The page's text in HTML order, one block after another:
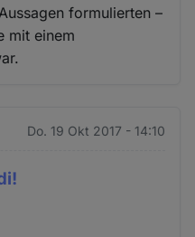
formulierten –
mit einem
Do. 19 Okt 2017 - 14:10